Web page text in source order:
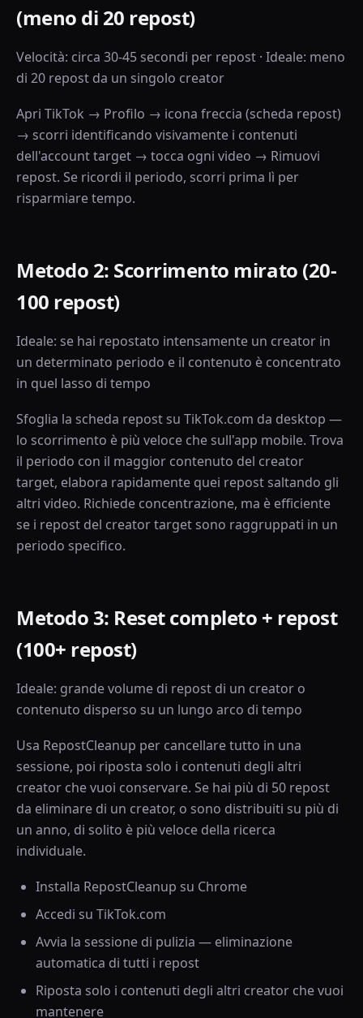
(meno di 20 repost)
Velocità: circa 30-45 secondi per repost · Ideale: meno
di 20 repost da un singolo creator
Apri TikTok → Profilo → icona freccia (scheda repost)
→ scorri identificando visivamente i contenuti
dell'account target → tocca ogni video → Rimuovi
repost. Se ricordi il periodo, scorri prima lì per
risparmiare tempo.
Metodo 2: Scorrimento mirato (20-
100 repost)
Ideale: se hai repostato intensamente un creator in
un determinato periodo e il contenuto è concentrato
in quel lasso di tempo
Sfoglia la scheda repost su TikTok.com da desktop —
lo scorrimento è più veloce che sull'app mobile. Trova
il periodo con il maggior contenuto del creator
target, elabora rapidamente quei repost saltando gli
altri video. Richiede concentrazione, ma è efficiente
se i repost del creator target sono raggruppati in un
periodo specifico.
Metodo 3: Reset completo + repost
(100+ repost)
Ideale: grande volume di repost di un creator o
contenuto disperso su un lungo arco di tempo
Usa RepostCleanup per cancellare tutto in una
sessione, poi riposta solo i contenuti degli altri
creator che vuoi conservare. Se hai più di 50 repost
da eliminare di un creator, o sono distribuiti su più di
un anno, di solito è più veloce della ricerca
individuale.
Installa RepostCleanup su Chrome
Accedi su TikTok.com
Avvia la sessione di pulizia — eliminazione
automatica di tutti i repost
Riposta solo i contenuti degli altri creator che vuoi
mantenere